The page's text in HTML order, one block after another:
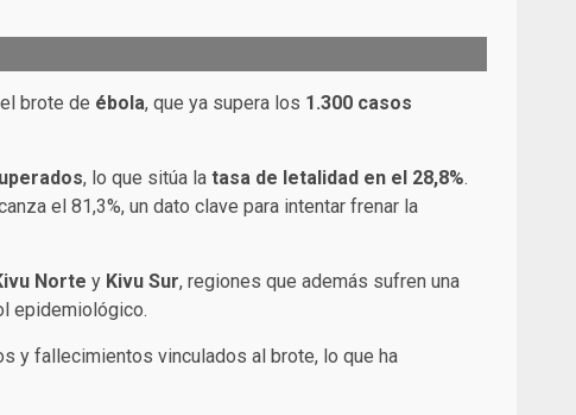
brote de ébola, que ya supera los 1.300 casos
, lo que sitúa la tasa de letalidad en el 28,8%.
el 81,3%, un dato clave para intentar frenar la
Norte y Kivu Sur, regiones que además sufren una
epidemiológico.
y fallecimientos vinculados al brote, lo que ha